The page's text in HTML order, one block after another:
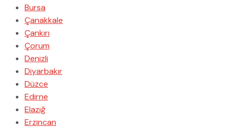
Bursa
Çanakkale
Çankırı
Çorum
Denizli
Diyarbakır
Düzce
Edirne
Elazığ
Erzincan